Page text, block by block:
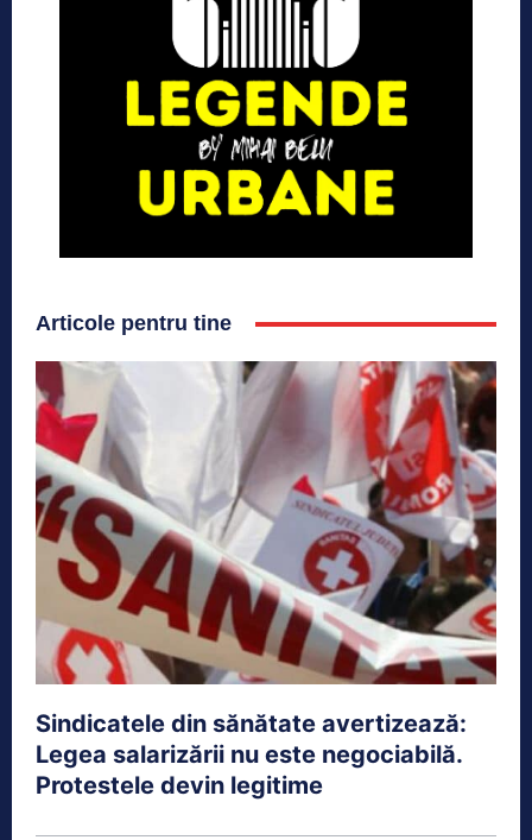
Articole pentru tine
Sindicatele din sănătate avertizează:
Legea salarizării nu este negociabilă.
Protestele devin legitime